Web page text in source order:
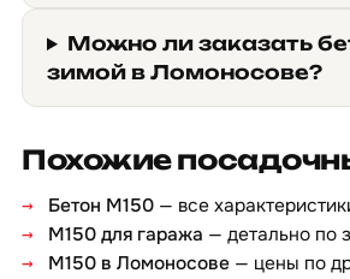
Можно ли заказать
зимой в Ломоносове?
Похожие
Бетон М150 — все
М150 для гаража — детально по
М150 в Ломоносове — цены по